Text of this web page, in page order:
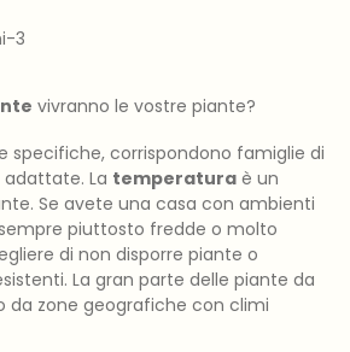
vivranno le vostre piante?
specifiche, corrispondono famiglie di
La temperatura è un
Se avete una casa con ambienti
piuttosto fredde o molto
di non disporre piante o
La gran parte delle piante da
da zone geografiche con climi